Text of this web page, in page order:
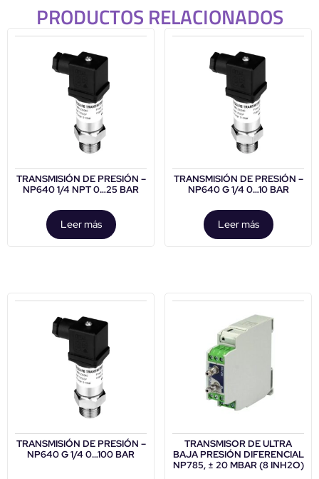
PRODUCTOS RELACIONADOS
TRANSMISIÓN DE PRESIÓN –
NP640 1/4 NPT 0…25 BAR
Leer más
TRANSMISIÓN DE PRESIÓN –
NP640 G 1/4 0…10 BAR
Leer más
TRANSMISIÓN DE PRESIÓN –
NP640 G 1/4 0…100 BAR
TRANSMISOR DE ULTRA
BAJA PRESIÓN DIFERENCIAL
NP785, ± 20 MBAR (8 INH2O)